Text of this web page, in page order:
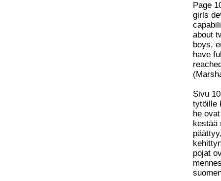
Page
girls
about
boys,
have
Sivu
tytöille
he
kestää
pojat